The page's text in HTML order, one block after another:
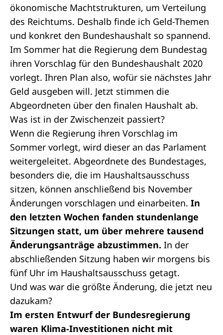
ökonomische Machtstrukturen, um Verteilung
des Reichtums. Deshalb finde ich Geld-Themen
und konkret den Bundeshaushalt so spannend.
Im Sommer hat die Regierung dem Bundestag
ihren Vorschlag für den Bundeshaushalt 2020
vorlegt. Ihren Plan also, wofür sie nächstes Jahr
Geld ausgeben will. Jetzt stimmen die
Abgeordneten über den finalen Haushalt ab.
Was ist in der Zwischenzeit passiert?
Wenn die Regierung ihren Vorschlag im
Sommer vorlegt, wird dieser an das Parlament
weitergeleitet. Abgeordnete des Bundestages,
besonders die, die im Haushaltsausschuss
sitzen, können anschließend bis November
Änderungen vorschlagen und einarbeiten. In
den letzten Wochen fanden stundenlange
Sitzungen statt, um über mehrere tausend
Änderungsanträge abzustimmen. In der
abschließenden Sitzung haben wir morgens bis
fünf Uhr im Haushaltsausschuss getagt.
Und was war die größte Änderung, die jetzt neu
dazukam?
Im ersten Entwurf der Bundesregierung
waren Klima-Investitionen nicht mit